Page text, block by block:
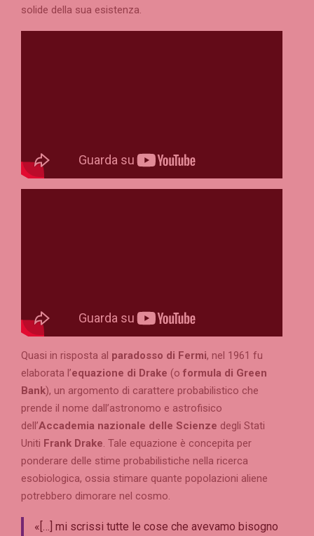
solide della sua esistenza.
Quasi in risposta al paradosso di Fermi, nel 1961 fu
elaborata l’equazione di Drake (o formula di Green
Bank), un argomento di carattere probabilistico che
prende il nome dall’astronomo e astrofisico
dell’Accademia nazionale delle Scienze degli Stati
Uniti Frank Drake. Tale equazione è concepita per
ponderare delle stime probabilistiche nella ricerca
esobiologica, ossia stimare quante popolazioni aliene
potrebbero dimorare nel cosmo.
«[…] mi scrissi tutte le cose che avevamo bisogno